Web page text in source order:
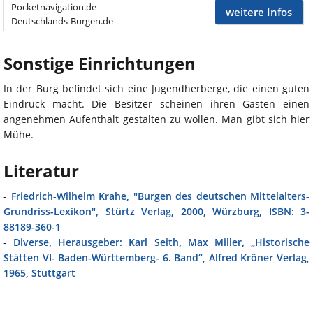
Pocketnavigation.de
Deutschlands-Burgen.de
weitere Infos
Sonstige Einrichtungen
In der Burg befindet sich eine Jugendherberge, die einen guten
Eindruck macht. Die Besitzer scheinen ihren Gästen einen
angenehmen Aufenthalt gestalten zu wollen. Man gibt sich hier
Mühe.
Literatur
- Friedrich-Wilhelm Krahe, "Burgen des deutschen Mittelalters-
Grundriss-Lexikon", Stürtz Verlag, 2000, Würzburg, ISBN: 3-
88189-360-1
- Diverse, Herausgeber: Karl Seith, Max Miller, „Historische
Stätten VI- Baden-Württemberg- 6. Band“, Alfred Kröner Verlag,
1965, Stuttgart